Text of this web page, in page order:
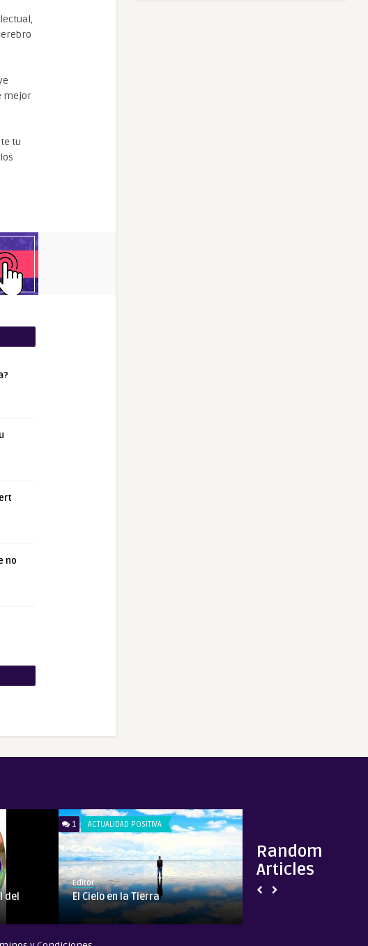
mejor
tu
no
Random
Articles
del
1 ACTUALIDAD POSITIVA
Editor
El Cielo en la Tierra